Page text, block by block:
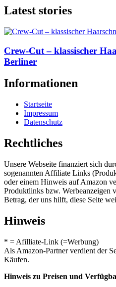
Latest stories
Crew-Cut – klassischer
Berliner
Informationen
Startseite
Impressum
Datenschutz
Rechtliches
Unsere Webseite finanziert sich
sogenannten Affiliate Links
oder einem Hinweis auf Amazon
Produktlinks bzw. Werbeanzeigen
Betrag, der uns hilft, diese Seite
Hinweis
* = Afilliate-Link (=Werbung)
Als Amazon-Partner verdient der
Käufen.
Hinweis zu Preisen und